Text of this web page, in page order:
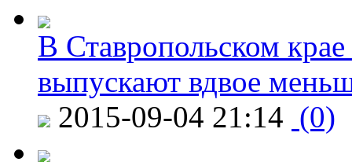
В Ставропольском
выпускают вдвое
2015-09-04 21:14 (0)